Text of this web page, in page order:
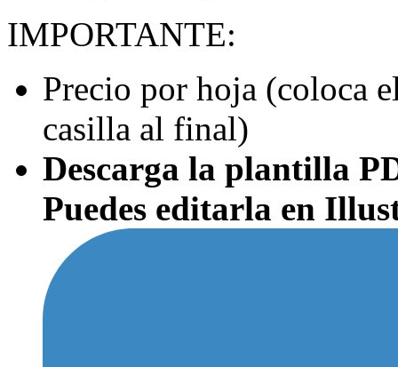
IMPORTANTE:
Precio por hoja (coloca
casilla al final)
Descarga la plantilla
Puedes editarla en